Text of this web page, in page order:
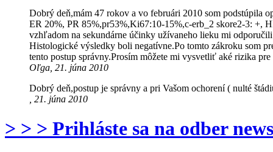
Dobrý deň,mám 47 rokov a vo februári 2010 som podstúpila
ER 20%, PR 85%,pr53%,Ki67:10-15%,c-erb_2 skore2-3: +,
vzhľadom na sekundárne účinky užívaneho lieku mi
Histologické výsledky boli negatívne.Po tomto zákroku som
tento postup správny.Prosím môžete mi vysvetliť aké rizika
Oľga, 21. júna 2010
Dobrý deň,postup je správny a pri Vašom ochorení ( nulté
, 21. júna 2010
> > > Prihláste sa na odber